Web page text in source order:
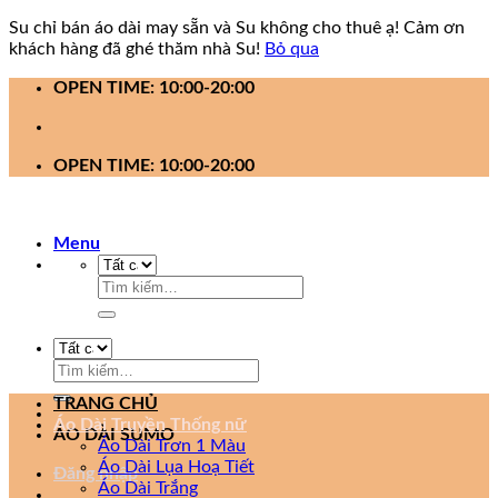
Su chỉ bán áo dài may sẵn và Su không cho thuê ạ! Cảm ơn
khách hàng đã ghé thăm nhà Su! Bỏ qua
OPEN TIME: 10:00-20:00
OPEN TIME: 10:00-20:00
Menu
Tìm
Tìm
ÁO DÀI SUMO
Đăng nhập
TRANG CHỦ
Áo Dài Truyền Thống nữ
Áo Dài Trơn 1 Màu
Áo Dài Lụa Hoạ Tiết
Áo Dài Trắng